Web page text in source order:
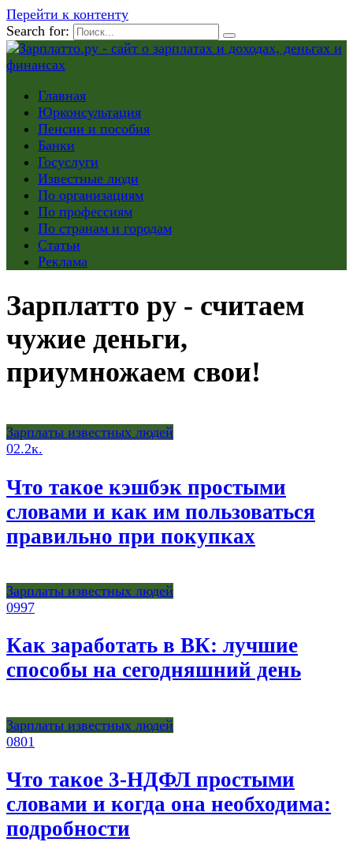
Перейти к контенту
Search for:
Главная
Юрконсультация
Пенсии и пособия
Банки
Госуслуги
Известные люди
По организациям
По профессиям
По странам и городам
Статьи
Реклама
Зарплатто ру - считаем
чужие деньги,
приумножаем свои!
Зарплаты известных людей
02.2к.
Что такое кэшбэк простыми
словами и как им пользоваться
правильно при покупках
Зарплаты известных людей
0997
Как заработать в ВК: лучшие
способы на сегодняшний день
Зарплаты известных людей
0801
Что такое 3-НДФЛ простыми
словами и когда она необходима:
подробности